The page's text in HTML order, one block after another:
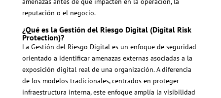
reputación o el negocio.
¿Qué es la Gestión del Riesgo Digital (Digital Risk
Protection)?
La Gestión del Riesgo Digital es un enfoque de seguridad
orientado a identificar amenazas externas asociadas a la
exposición digital real de una organización. A diferencia
de los modelos tradicionales, centrados en proteger
infraestructura interna, este enfoque amplía la visibilidad